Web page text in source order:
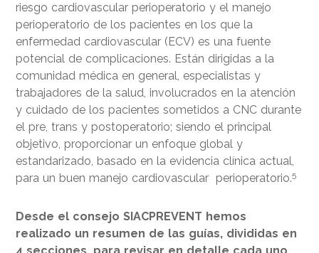
riesgo cardiovascular perioperatorio y el manejo
perioperatorio de los pacientes en los que la
enfermedad cardiovascular (ECV) es una fuente
potencial de complicaciones. Están dirigidas a la
comunidad médica en general, especialistas y
trabajadores de la salud, involucrados en la atención
y cuidado de los pacientes sometidos a CNC durante
el pre, trans y postoperatorio; siendo el principal
objetivo, proporcionar un enfoque global y
estandarizado, basado en la evidencia clínica actual,
para un buen manejo cardiovascular perioperatorio.5
Desde el consejo SIACPREVENT hemos
realizado un resumen de las guías, divididas en